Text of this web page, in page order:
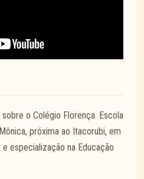
o Colégio Florença. Escola
próxima ao Itacorubi, em
especialização na Educação